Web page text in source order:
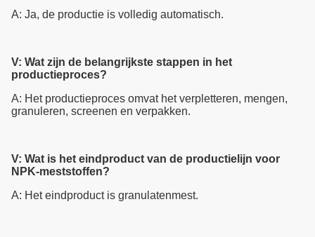
A: Ja, de productie is volledig automatisch.
V: Wat zijn de belangrijkste stappen in het
productieproces?
A: Het productieproces omvat het verpletteren, mengen,
granuleren, screenen en verpakken.
V: Wat is het eindproduct van de productielijn voor
NPK-meststoffen?
A: Het eindproduct is granulatenmest.